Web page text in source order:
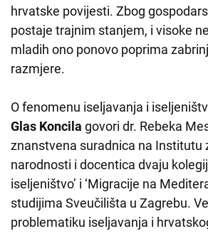
hrvatske povijesti. Zbog
postaje trajnim stanjem, i visoke
mladih ono ponovo poprima
razmjere.
O fenomenu iseljavanja i
Glas Koncila govori dr. Rebeka
znanstvena suradnica na Institutu
narodnosti i docentica dvaju
iseljeništvo’ i ‘Migracije na
studijima Sveučilišta u Zagrebu.
problematiku iseljavanja i